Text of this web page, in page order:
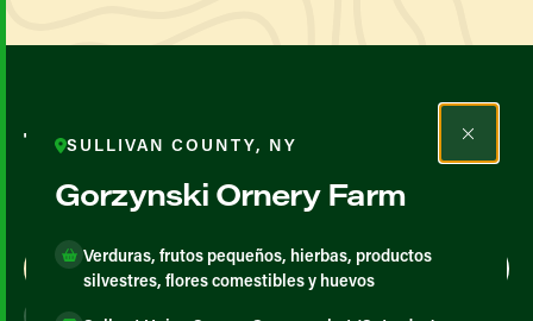
Todos los agricultores y
productores
Map View List View
SULLIVAN COUNTY, NY
Gorzynski Ornery Farm
Verduras, frutos pequeños, hierbas, productos
silvestres, flores comestibles y huevos